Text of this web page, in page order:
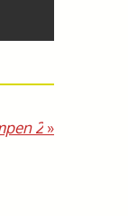
2 »